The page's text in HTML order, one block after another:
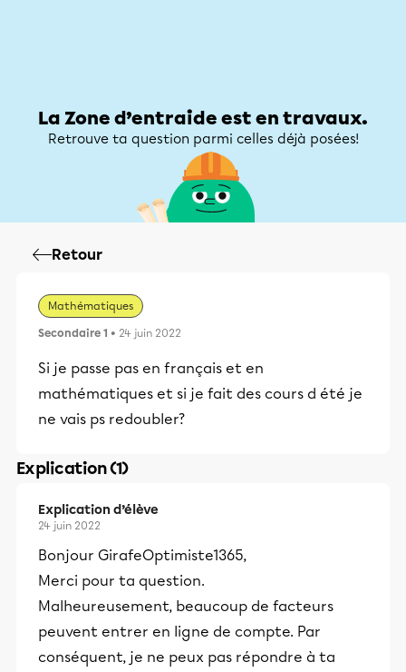
La Zone d’entraide est en travaux.
Retrouve ta question parmi celles déjà posées!
Retour
Mathématiques
Secondaire 1 • 24 juin 2022
Si je passe pas en français et en
mathématiques et si je fait des cours d été je
ne vais ps redoubler?
Explication (1)
Explication d’élève
24 juin 2022
Bonjour GirafeOptimiste1365,
Merci pour ta question.
Malheureusement, beaucoup de facteurs
peuvent entrer en ligne de compte. Par
conséquent, je ne peux pas répondre à ta